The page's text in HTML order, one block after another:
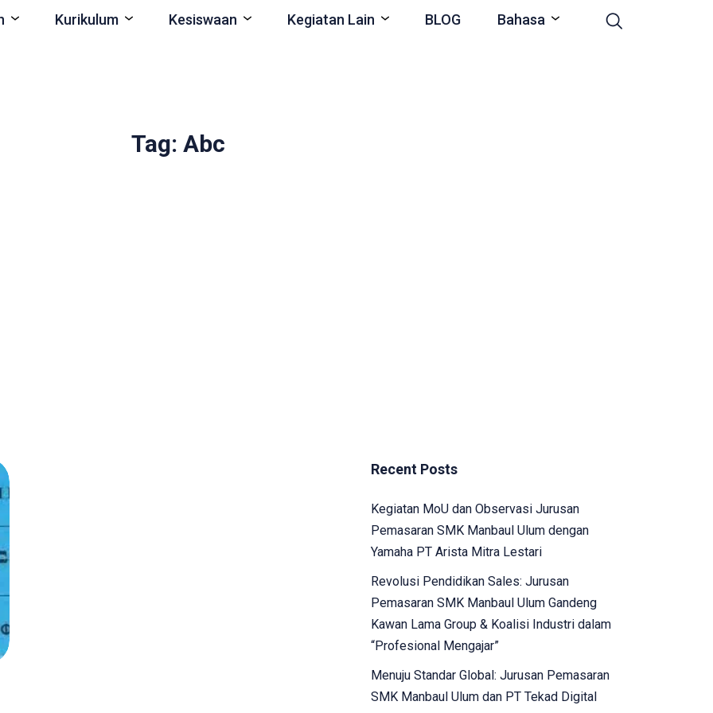
Kurikulum Kesiswaan Kegiatan Lain BLOG Bahasa
Tag: Abc
Recent Posts
Kegiatan MoU dan Observasi Jurusan
Pemasaran SMK Manbaul Ulum dengan
Yamaha PT Arista Mitra Lestari
Revolusi Pendidikan Sales: Jurusan
Pemasaran SMK Manbaul Ulum Gandeng
Kawan Lama Group & Koalisi Industri dalam
“Profesional Mengajar”
Menuju Standar Global: Jurusan Pemasaran
SMK Manbaul Ulum dan PT Tekad Digital